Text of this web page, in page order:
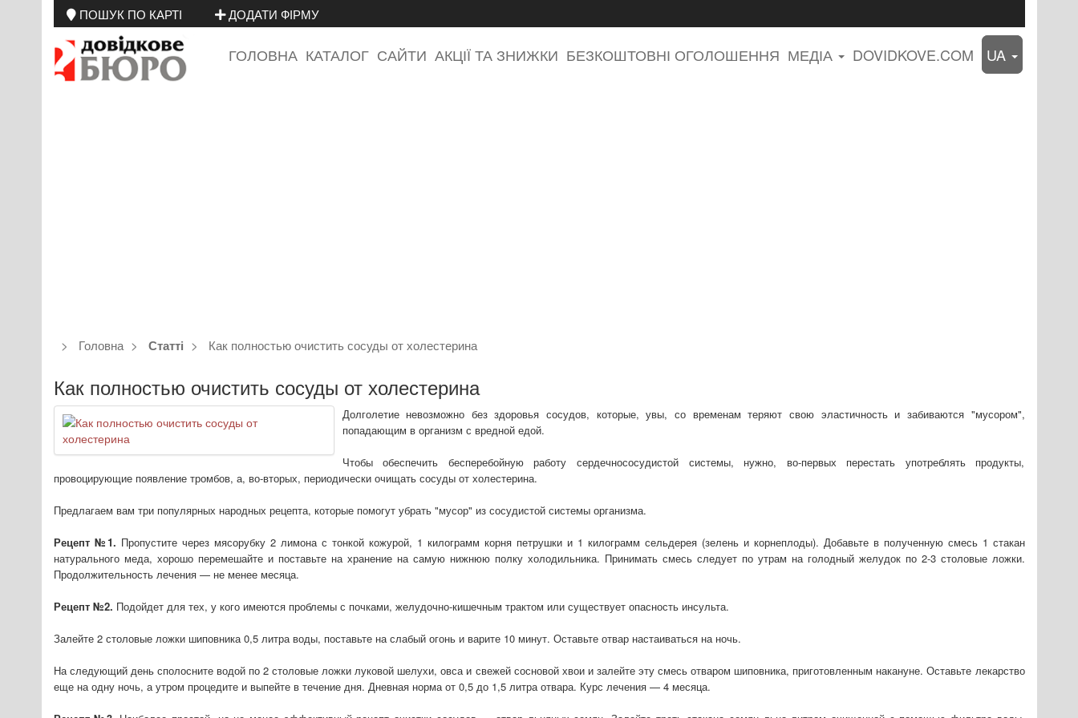
ПОШУК ПО КАРТІ ДОДАТИ ФІРМУ
ГОЛОВНА КАТАЛОГ САЙТИ АКЦІЇ ТА ЗНИЖКИ БЕЗКОШТОВНІ ОГОЛОШЕННЯ МЕДІА DOVIDKOVE.COM UA
Головна Статті Как полностью очистить сосуды от холестерина
Как полностью очистить сосуды от холестерина
Долголетие невозможно без здоровья сосудов, которые, увы, со временам теряют свою эластичность и забиваются "мусором",
попадающим в организм с вредной едой.
Чтобы обеспечить бесперебойную работу сердечнососудистой системы, нужно, во-первых перестать употреблять продукты,
провоцирующие появление тромбов, а, во-вторых, периодически очищать сосуды от холестерина.
Предлагаем вам три популярных народных рецепта, которые помогут убрать "мусор" из сосудистой системы организма.
Рецепт №1. Пропустите через мясорубку 2 лимона с тонкой кожурой, 1 килограмм корня петрушки и 1 килограмм сельдерея (зелень и корнеплоды). Добавьте в полученную смесь 1 стакан
натурального меда, хорошо перемешайте и поставьте на хранение на самую нижнюю полку холодильника. Принимать смесь следует по утрам на голодный желудок по 2-3 столовые ложки.
Продолжительность лечения — не менее месяца.
Рецепт №2. Подойдет для тех, у кого имеются проблемы с почками, желудочно-кишечным трактом или существует опасность инсульта.
Залейте 2 столовые ложки шиповника 0,5 литра воды, поставьте на слабый огонь и варите 10 минут. Оставьте отвар настаиваться на ночь.
На следующий день сполосните водой по 2 столовые ложки луковой шелухи, овса и свежей сосновой хвои и залейте эту смесь отваром шиповника, приготовленным накануне. Оставьте лекарство
еще на одну ночь, а утром процедите и выпейте в течение дня. Дневная норма от 0,5 до 1,5 литра отвара. Курс лечения — 4 месяца.